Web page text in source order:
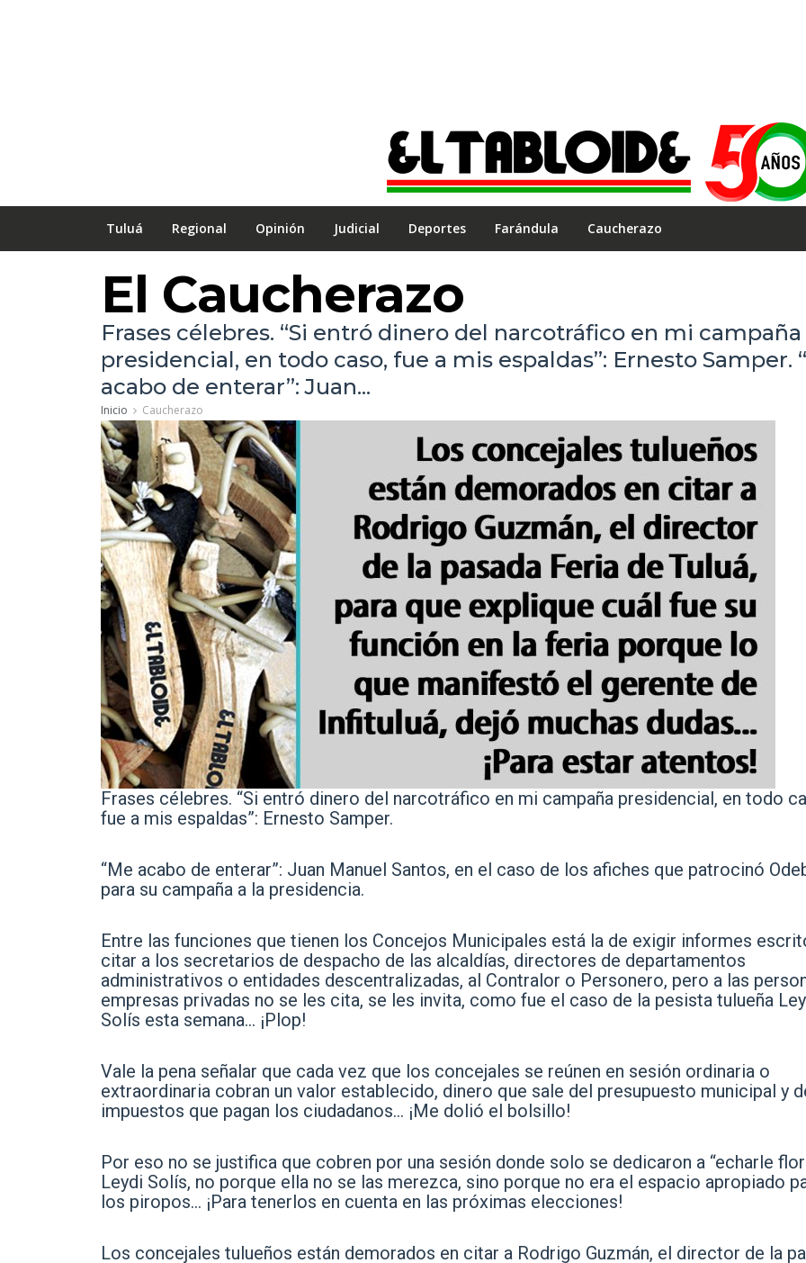
Tuluá Regional Opinión Judicial Deportes Farándula Caucherazo
El Caucherazo
Frases célebres. “Si entró dinero del narcotráfico en mi campaña
presidencial, en todo caso, fue a mis espaldas”: Ernesto Samper.
acabo de enterar”: Juan...
Inicio Caucherazo
Frases célebres. “Si entró dinero del narcotráfico en mi campaña presidencial, en todo
fue a mis espaldas”: Ernesto Samper.
“Me acabo de enterar”: Juan Manuel Santos, en el caso de los afiches que patrocinó
para su campaña a la presidencia.
Entre las funciones que tienen los Concejos Municipales está la de exigir informes
citar a los secretarios de despacho de las alcaldías, directores de departamentos
administrativos o entidades descentralizadas, al Contralor o Personero, pero a las
empresas privadas no se les cita, se les invita, como fue el caso de la pesista tulueña
Solís esta semana… ¡Plop!
Vale la pena señalar que cada vez que los concejales se reúnen en sesión ordinaria o
extraordinaria cobran un valor establecido, dinero que sale del presupuesto municipal y
impuestos que pagan los ciudadanos… ¡Me dolió el bolsillo!
Por eso no se justifica que cobren por una sesión donde solo se dedicaron a “echarle
Leydi Solís, no porque ella no se las merezca, sino porque no era el espacio apropiado
los piropos… ¡Para tenerlos en cuenta en las próximas elecciones!
Los concejales tulueños están demorados en citar a Rodrigo Guzmán, el director de la